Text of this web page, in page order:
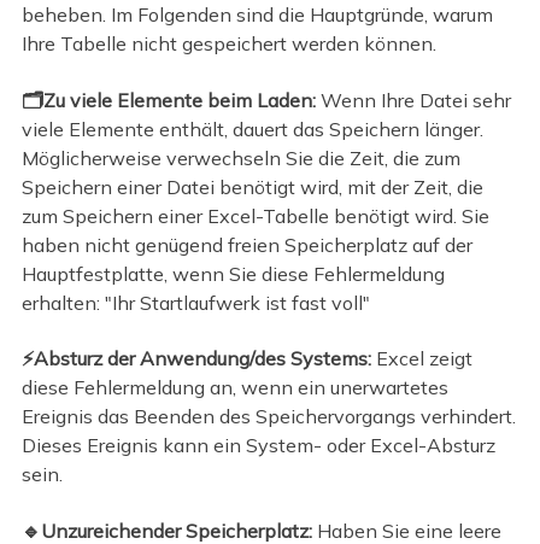
beheben. Im Folgenden sind die Hauptgründe, warum
Ihre Tabelle nicht gespeichert werden können.
🗂️Zu viele Elemente beim Laden: Wenn Ihre Datei sehr
viele Elemente enthält, dauert das Speichern länger.
Möglicherweise verwechseln Sie die Zeit, die zum
Speichern einer Datei benötigt wird, mit der Zeit, die
zum Speichern einer Excel-Tabelle benötigt wird. Sie
haben nicht genügend freien Speicherplatz auf der
Hauptfestplatte, wenn Sie diese Fehlermeldung
erhalten: "Ihr Startlaufwerk ist fast voll"
⚡Absturz der Anwendung/des Systems:Excel zeigt
diese Fehlermeldung an, wenn ein unerwartetes
Ereignis das Beenden des Speichervorgangs verhindert.
Dieses Ereignis kann ein System- oder Excel-Absturz
sein.
🔹Unzureichender Speicherplatz:Haben Sie eine leere